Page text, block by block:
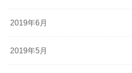
2019年6月
2019年5月